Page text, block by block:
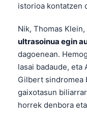
istorioa kontatzen
Nik, Thomas
ultrasoinua egin
dagoenean.
lasai badaude, eta
Gilbert sindromea
gaixotasun
horrek denbora
Čeština
ქართული
Русский
Lietuvių kalba
Polski
한국어